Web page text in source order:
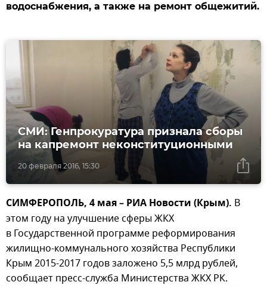
водоснабжения, а также на ремонт общежитий.
20 февраля 2016, 15:30
СМИ: Генпрокуратура признала сборы
на капремонт неконституционными
СИМФЕРОПОЛЬ, 4 мая – РИА Новости (Крым). В
этом году на улучшение сферы ЖКХ
в Государственной программе реформирования
жилищно-коммунального хозяйства Республики
Крым 2015-2017 годов заложено 5,5 млрд рублей,
сообщает пресс-служба Министерства ЖКХ РК.